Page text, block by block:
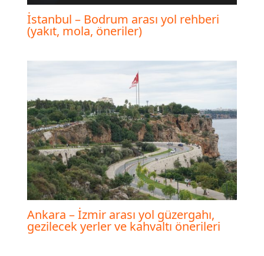
İstanbul – Bodrum arası yol rehberi
(yakıt, mola, öneriler)
Ankara – İzmir arası yol güzergahı,
gezilecek yerler ve kahvaltı önerileri